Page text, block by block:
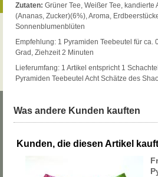
Zutaten: Grüner Tee, Weißer Tee, kandierte
(Ananas, Zucker)(6%), Aroma,
Sonnenblumenblüten
Empfehlung: 1 Pyramiden Teebeutel für ca.
Grad, Ziehzeit 2 Minuten
Lieferumfang: 1 Artikel entspricht 1
Pyramiden Teebeutel Acht Schätze des
Was andere Kunden kauften
Kunden, die diesen Artikel